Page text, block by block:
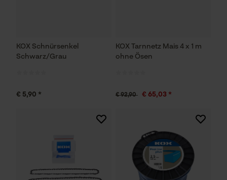
KOX Schnürsenkel
Schwarz/Grau
€ 5,90 *
KOX Tarnnetz Mais 4 x 1 m
ohne Ösen
€ 92,90 € 65,03 *